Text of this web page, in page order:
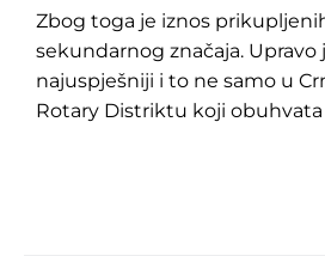
Zbog toga je iznos
sekundarnog značaja. Upravo
najuspješniji i to ne samo u
Rotary Distriktu koji